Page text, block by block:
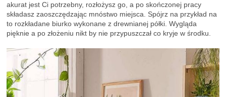
akurat jest Ci potrzebny, rozłożysz go, a po skończonej pracy
składasz zaoszczędzając mnóstwo miejsca. Spójrz na przykład na
to rozkładane biurko wykonane z drewnianej półki. Wygląda
pięknie a po złożeniu nikt by nie przypuszczał co kryje w środku.